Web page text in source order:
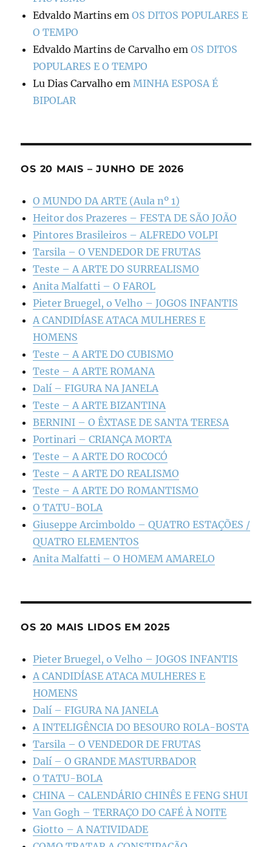
Edvaldo Martins emOS DITOS POPULARES E
O TEMPO
Edvaldo Martins de Carvalho emOS DITOS
POPULARES E O TEMPO
Lu Dias Carvalho em MINHA ESPOSA É
BIPOLAR
OS 20 MAIS – JUNHO DE 2026
O MUNDO DA ARTE (Aula nº 1)
Heitor dos Prazeres – FESTA DE SÃO JOÃO
Pintores Brasileiros – ALFREDO VOLPI
Tarsila – O VENDEDOR DE FRUTAS
Teste – A ARTE DO SURREALISMO
Anita Malfatti – O FAROL
Pieter Bruegel, o Velho – JOGOS INFANTIS
A CANDIDÍASE ATACA MULHERES E
HOMENS
Teste – A ARTE DO CUBISMO
Teste – A ARTE ROMANA
Dalí – FIGURA NA JANELA
Teste – A ARTE BIZANTINA
BERNINI – O ÊXTASE DE SANTA TERESA
Portinari – CRIANÇA MORTA
Teste – A ARTE DO ROCOCÓ
Teste – A ARTE DO REALISMO
Teste – A ARTE DO ROMANTISMO
O TATU-BOLA
Giuseppe Arcimboldo – QUATRO ESTAÇÕES /
QUATRO ELEMENTOS
Anita Malfatti – O HOMEM AMARELO
OS 20 MAIS LIDOS EM 2025
Pieter Bruegel, o Velho – JOGOS INFANTIS
A CANDIDÍASE ATACA MULHERES E
HOMENS
Dalí – FIGURA NA JANELA
A INTELIGÊNCIA DO BESOURO ROLA-BOSTA
Tarsila – O VENDEDOR DE FRUTAS
Dalí – O GRANDE MASTURBADOR
O TATU-BOLA
CHINA – CALENDÁRIO CHINÊS E FENG SHUI
Van Gogh – TERRAÇO DO CAFÉ À NOITE
Giotto – A NATIVIDADE